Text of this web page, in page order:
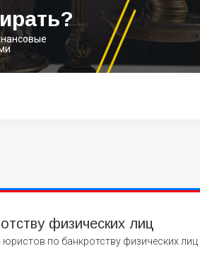
физических лиц
по банкротству физических лиц